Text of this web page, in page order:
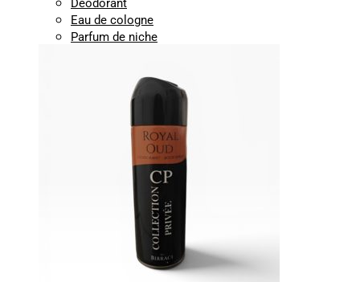
Eau de cologne
Parfum de niche